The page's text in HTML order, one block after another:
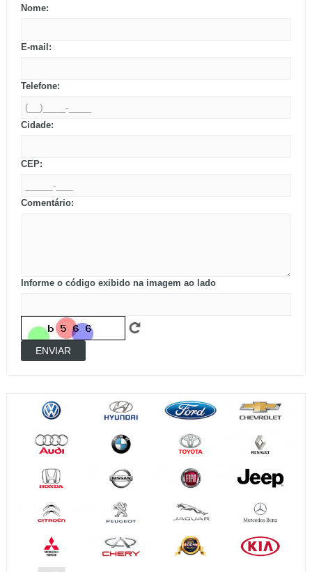
Nome:
E-mail:
Telefone:
Cidade:
CEP:
Comentário:
Informe o código exibido na imagem ao lado
ENVIAR